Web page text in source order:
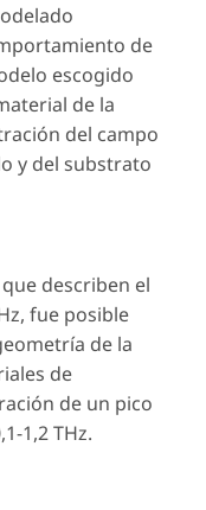
de
escogido
de la
del campo
y del substrato
describen el
fue posible
de la
de
de un pico
1,2 THz.